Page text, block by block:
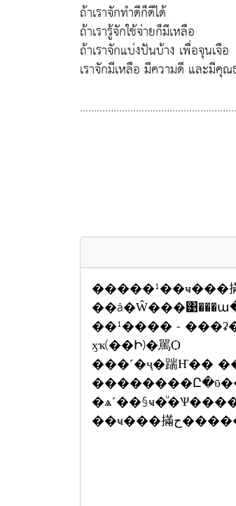
ถ้าเราจักทำดีก็ดีได้
ถ้าเรารู้จักใช้จ่ายก็มีเหลือ
ถ้าเราจักแบ่งปันบ้าง เพื่อจุนเจือ
เราจักมีเหลือ มีความดี และมีคุณ
��¹���� -
ӽҡ(��Ի)�駡Ѻ
���˹�ҷ�踹Ҥ��